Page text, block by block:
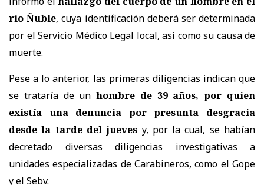
río Ñuble, cuya identificación deberá ser determinada
por el Servicio Médico Legal local, así como su causa de
muerte.
Pese a lo anterior, las primeras diligencias indican que
se trataría de unhombre de 39 años, por quien
existía una denuncia por presunta desgracia
desde la tarde del jueves y, por la cual, se habían
decretado diversas diligencias investigativas a
unidades especializadas de Carabineros, como el Gope
y el Sebv.